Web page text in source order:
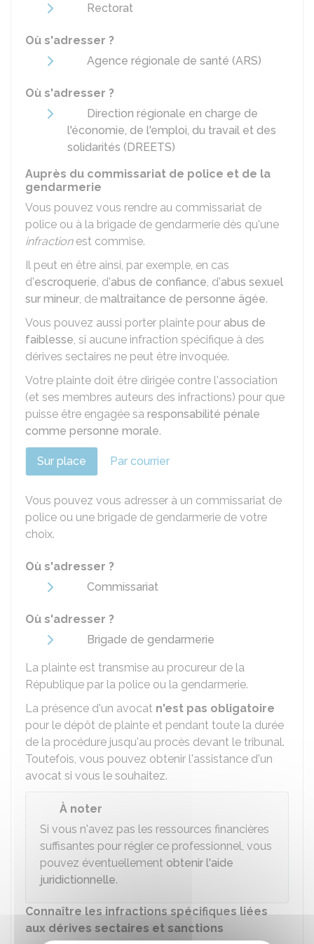
Rectorat
Où s'adresser ?
Agence régionale de santé (ARS)
Où s'adresser ?
Direction régionale en charge de
l'économie, de l'emploi, du travail et des
solidarités (DREETS)
Auprès du commissariat de police et de la
gendarmerie
Vous pouvez vous rendre au commissariat de
police ou à la brigade de gendarmerie dès qu'une
infractionest commise.
Il peut en être ainsi, par exemple, en cas
d'escroquerie, d'abus de confiance, d'abus sexuel
sur mineur, de maltraitance de personne âgée.
Vous pouvez aussi porter plainte pour abus de
faiblesse, si aucune infraction spécifique à des
dérives sectaires ne peut être invoquée.
Votre plainte doit être dirigée contre l'association
(et ses membres auteurs des infractions) pour que
puisse être engagée sa responsabilité pénale
comme personne morale.
Sur place Par courrier
Vous pouvez vous adresser à un commissariat de
police ou une brigade de gendarmerie de votre
choix.
Où s'adresser ?
Commissariat
Où s'adresser ?
Brigade de gendarmerie
La plainte est transmise au procureur de la
République par la police ou la gendarmerie.
La présence d'un avocat n'est pas obligatoire
pour le dépôt de plainte et pendant toute la durée
de la procédure jusqu'au procès devant le tribunal.
Toutefois, vous pouvez obtenir l'assistance d'un
avocat si vous le souhaitez.
À noter
Si vous n'avez pas les ressources financières
suffisantes pour régler ce professionnel, vous
pouvez éventuellement obtenir l'aide
juridictionnelle.
Connaître les infractions spécifiques liées
aux dérives sectaires et sanctions